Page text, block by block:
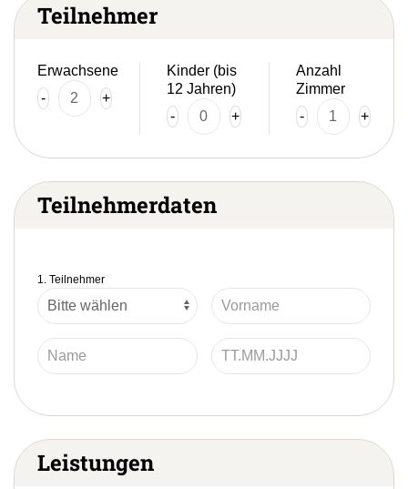
Teilnehmer
Erwachsene
-
+
Kinder (bis
12 Jahren)
-
+
Anzahl
Zimmer
-
+
Teilnehmerdaten
1. Teilnehmer
Leistungen